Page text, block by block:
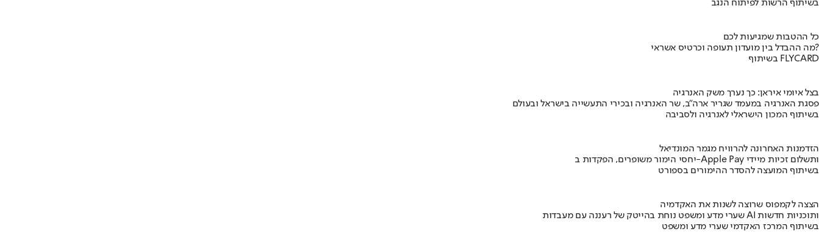
בשיתוף הרשות לפיתוח הנגב
כל ההטבות שמגיעות לכם
מה ההבדל בין מועדון תעופה וכרטיס אשראי?
בשיתוף FLYCARD
בצל איומי איראן: כך נערך משק האנרגיה
פסגת האנרגיה במעמד שגריר ארה"ב, שר האנרגיה ובכירי התעשייה בישראל ובעולם
בשיתוף המכון הישראלי לאנרגיה ולסביבה
הזדמנות האחרונה להרוויח מגמר המונדיאל
יחסי הימור משופרים, הפקדות ב-Apple Pay ותשלום זכיות מיידי
בשיתוף המועצה להסדר ההימורים בספורט
הצצה לקמפוס שרוצה לשנות את האקדמיה
שערי מדע ומשפט נוחת בהייטק של רעננה עם מעבדות AI ותוכניות חדשות
בשיתוף המרכז האקדמי שערי מדע ומשפט